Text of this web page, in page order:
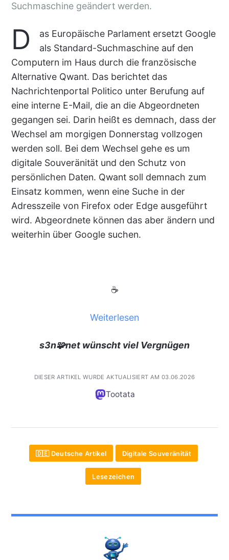
Suchmaschine geändert werden.
D
as Europäische Parlament ersetzt Google
als Standard-Suchmaschine auf den
Computern im Haus durch die französische
Alternative Qwant. Das berichtet das
Nachrichtenportal Politico unter Berufung auf
eine interne E-Mail, die an die Abgeordneten
gegangen sei. Darin heißt es demnach, dass der
Wechsel am morgigen Donnerstag vollzogen
werden soll. Bei dem Wechsel gehe es um
digitale Souveränität und den Schutz von
persönlichen Daten. Qwant soll demnach zum
Einsatz kommen, wenn eine Suche in der
Adresszeile von Firefox oder Edge ausgeführt
wird. Abgeordnete können das aber ändern und
weiterhin über Google suchen.
☕
Weiterlesen
s3n🧩net wünscht viel Vergnügen
DIESER ARTIKEL WURDE AKTUALISIERT AM 03.06.2026
Tootata
🇩🇪 Deutsche Artikel Digitale Souveränität
Lesezeichen